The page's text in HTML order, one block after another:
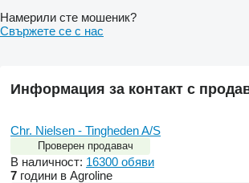
Намерили сте мошеник?
Свържете се с нас
Информация за контакт с
Chr. Nielsen - Tingheden A/S
Проверен продавач
В наличност: 16300 обяви
7 години в Agroline